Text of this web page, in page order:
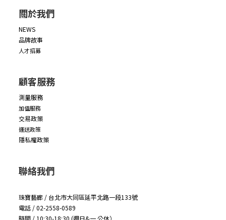
關於我們
NEWS
品牌故事
人才招募
顧客服務
測量服務
加值服務
交易政策
運送政策
隱私權政策
聯絡我們
珠寶藝廊 / 台北市大同區延平北路一段133號
電話 / 02-2558-0589